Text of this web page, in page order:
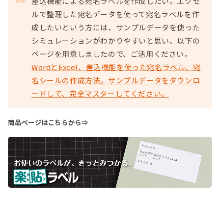
ルで整理した宛名データを使って宛名ラベルを作
成したいという方には、サンプルデータを使った
シミュレーションがわかりやすいと思い、以下の
ページを用意しましたので、ご活用ください。
WordとExcel、差込機能を使った宛名ラベル、宛
名シールの作成方法。サンプルデータをダウンロ
ードして、完全マスターしてください。
商品ページはこちらから⇒